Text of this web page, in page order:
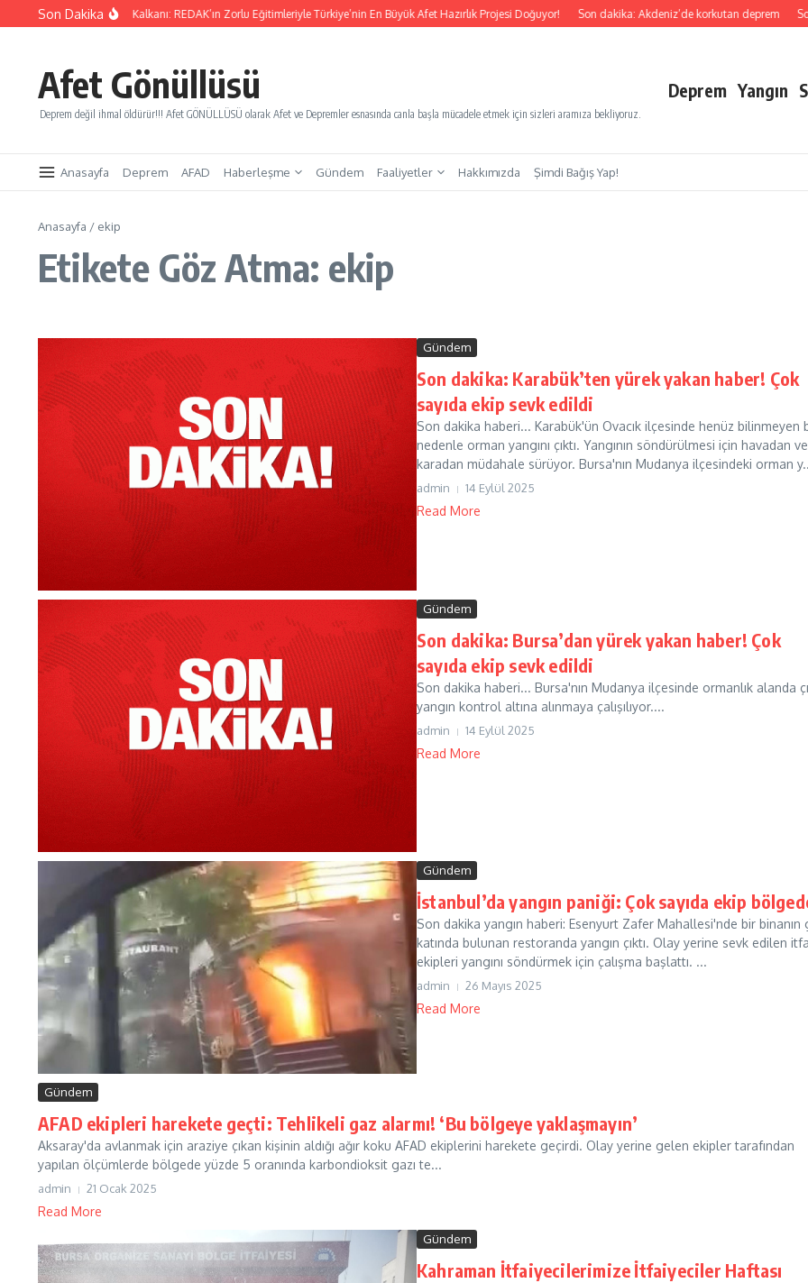
İçeriğe atlaSon Dakika
Kurtaracak Gençlik Kalkanı: REDAK’ın Zorlu Eğitimleriyle Türkiye’nin En Büyük Afet Hazırlık Projesi Doğuyor! Son dakika: Akdeniz’de korkutan deprem Son
Afet Gönüllüsü
Deprem değil ihmal öldürür!!! Afet GÖNÜLLÜSÜ olarak Afet ve Depremler esnasında canla başla mücadele etmek için sizleri aramıza bekliyoruz.
Deprem Yangın
Anasayfa Deprem AFAD Haberleşme Gündem Faaliyetler Hakkımızda Şimdi Bağış Yap!
Anasayfa / ekip
Etikete Göz Atma: ekip
Gündem
Son dakika: Karabük’ten yürek yakan haber! Çok
sayıda ekip sevk edildi
Son dakika haberi... Karabük'ün Ovacık ilçesinde henüz bilinmeyen
nedenle orman yangını çıktı. Yangının söndürülmesi için havadan ve
karadan müdahale sürüyor. Bursa'nın Mudanya ilçesindeki orman
admin 14 Eylül 2025
Read More
Gündem
Son dakika: Bursa’dan yürek yakan haber! Çok
sayıda ekip sevk edildi
Son dakika haberi... Bursa'nın Mudanya ilçesinde ormanlık alanda
yangın kontrol altına alınmaya çalışılıyor....
admin 14 Eylül 2025
Read More
Gündem
İstanbul’da yangın paniği: Çok sayıda ekip
Son dakika yangın haberi: Esenyurt Zafer Mahallesi'nde bir binanın
katında bulunan restoranda yangın çıktı. Olay yerine sevk edilen
ekipleri yangını söndürmek için çalışma başlattı. ...
admin 26 Mayıs 2025
Read More
Gündem
AFAD ekipleri harekete geçti: Tehlikeli gaz alarmı! ‘Bu bölgeye yaklaşmayın’
Aksaray'da avlanmak için araziye çıkan kişinin aldığı ağır koku AFAD ekiplerini harekete geçirdi. Olay yerine gelen ekipler tarafından
yapılan ölçümlerde bölgede yüzde 5 oranında karbondioksit gazı te...
admin 21 Ocak 2025
Read More
Gündem
Kahraman İtfaiyecilerimize İtfaiyeciler Haftası